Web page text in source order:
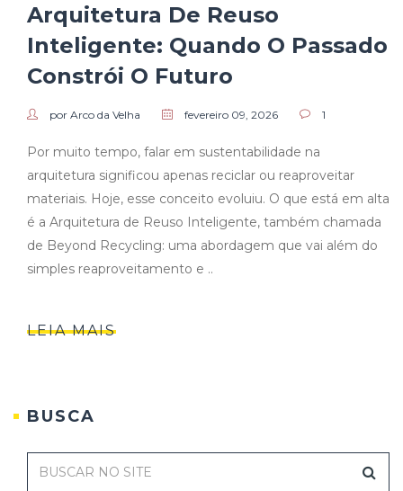
Arquitetura De Reuso
Inteligente: Quando O Passado
Constrói O Futuro
por Arco da Velha fevereiro 09, 2026 1
Por muito tempo, falar em sustentabilidade na
arquitetura significou apenas reciclar ou reaproveitar
materiais. Hoje, esse conceito evoluiu. O que está em alta
é a Arquitetura de Reuso Inteligente, também chamada
de Beyond Recycling: uma abordagem que vai além do
simples reaproveitamento e ..
LEIA MAIS
BUSCA